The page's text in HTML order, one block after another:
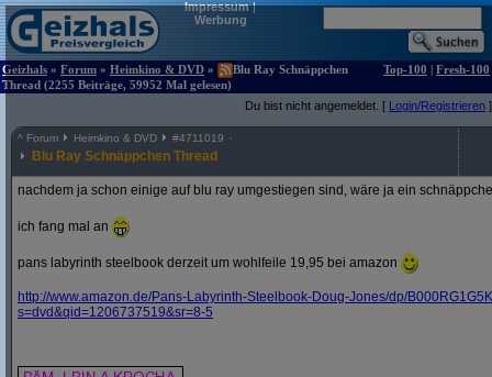
Impressum|
Werbung
Geizhals » Forum » Heimkino & DVD »
Blu Ray Schnäppchen
Thread (2255 Beiträge, 59952 Mal gelesen)
Top-100 | Fresh-100
Du bist nicht angemeldet. [ Login/Registrieren ]
^ Forum Heimkino & DVD #4711019
Blu Ray Schnäppchen Thread
nachdem ja schon einige auf blu ray umgestiegen sind, wäre ja ein
ich fang mal an
pans labyrinth steelbook derzeit um wohlfeile 19,95 bei amazon
http://www.amazon.de/Pans-Labyrinth-Steelbook-Doug-Jones/dp/
s=dvd&qid=1206737519&sr=8-5